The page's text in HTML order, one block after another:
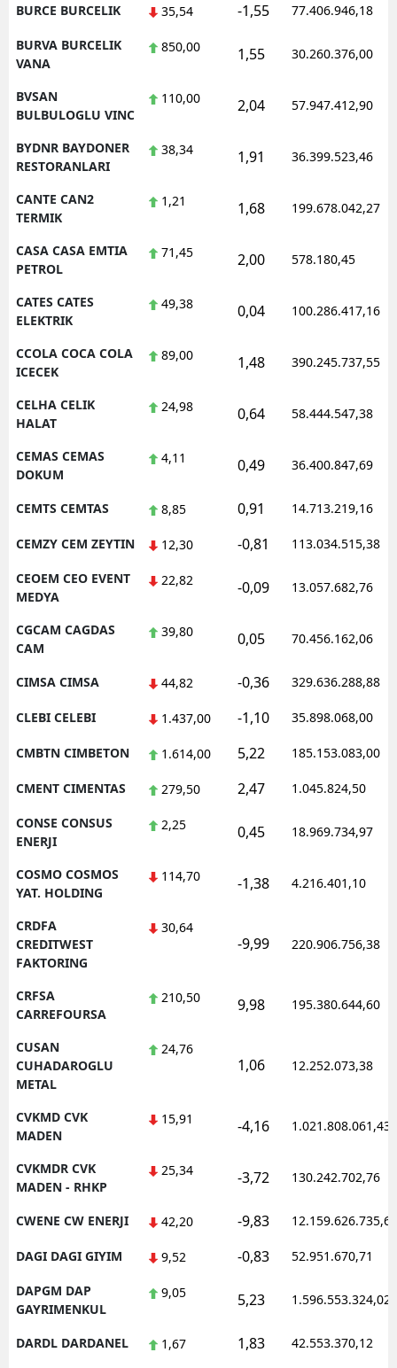
BURCE BURCELIK 35,54 -1,55 77.406.946,18
BURVA BURCELIK
VANA
850,00 1,55 30.260.376,00
BVSAN
BULBULOGLU VINC
110,00 2,04 57.947.412,90
BYDNR BAYDONER
RESTORANLARI
38,34 1,91 36.399.523,46
CANTE CAN2
TERMIK
1,21 1,68 199.678.042,27
CASA CASA EMTIA
PETROL
71,45 2,00 578.180,45
CATES CATES
ELEKTRIK
49,38 0,04 100.286.417,16
CCOLA COCA COLA
ICECEK
89,00 1,48 390.245.737,55
CELHA CELIK
HALAT
24,98 0,64 58.444.547,38
CEMAS CEMAS
DOKUM
4,11 0,49 36.400.847,69
CEMTS CEMTAS 8,85 0,91 14.713.219,16
CEMZY CEM ZEYTIN 12,30 -0,81 113.034.515,38
CEOEM CEO EVENT
MEDYA
22,82 -0,09 13.057.682,76
CGCAM CAGDAS
CAM
39,80 0,05 70.456.162,06
CIMSA CIMSA 44,82 -0,36 329.636.288,88
CLEBI CELEBI 1.437,00 -1,10 35.898.068,00
CMBTN CIMBETON 1.614,00 5,22 185.153.083,00
CMENT CIMENTAS 279,50 2,47 1.045.824,50
CONSE CONSUS
ENERJI
2,25 0,45 18.969.734,97
COSMO COSMOS
YAT. HOLDING
114,70 -1,38 4.216.401,10
CRDFA
CREDITWEST
FAKTORING
30,64
-9,99 220.906.756,38
CRFSA
CARREFOURSA
210,50 9,98 195.380.644,60
CUSAN
CUHADAROGLU
METAL
24,76
1,06 12.252.073,38
CVKMD CVK
MADEN
15,91 -4,16 1.021.808.061,43
CVKMDR CVK
MADEN - RHKP
25,34 -3,72 130.242.702,76
CWENE CW ENERJI 42,20 -9,83 12.159.626.735,62
DAGI DAGI GIYIM 9,52 -0,83 52.951.670,71
DAPGM DAP
GAYRIMENKUL
9,05 5,23 1.596.553.324,02
DARDL DARDANEL 1,67 1,83 42.553.370,12